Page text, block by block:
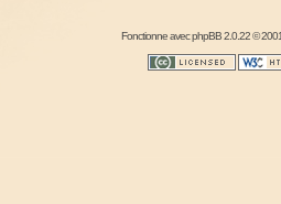
Fonctionne avecphpBB2.0.22 ©